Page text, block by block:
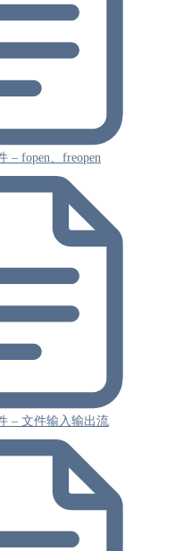
– fopen、freopen
– 文件输入输出流